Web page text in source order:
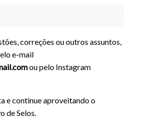
correções ou outros assuntos,
e-mail
ou pelo Instagram
e continue aproveitando o
de Selos.